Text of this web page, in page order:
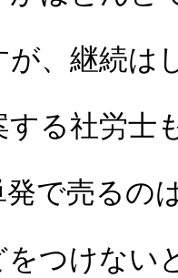
、継続は
する社労士
で売るの
つけない